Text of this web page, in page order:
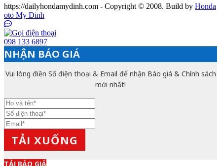
https://dailyhondamydinh.com - Copyright © 2008. Build by Honda
oto My Dinh
098 133 6897
NHẬN BÁO GIÁ
Vui lòng điền Số điện thoại & Email để nhận Báo giá & Chính sách
mới nhất!
TẢI BÁO GIÁ